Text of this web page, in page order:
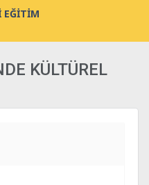
EĞİTİM
KÜLTÜREL